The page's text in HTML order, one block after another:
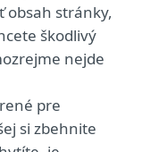
obsah stránky,
škodlivý
nejde
pre
si zbehnite